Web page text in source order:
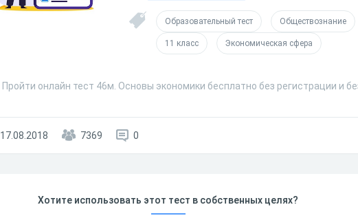
Образовательный тест Обществознание
11 класс Экономическая сфера
Пройти онлайн тест 46м. Основы экономики бесплатно без регистрации и
17.08.2018 7369 0
Хотите использовать этот тест в собственных целях?